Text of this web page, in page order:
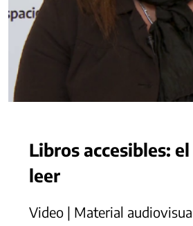
Libros accesibles:
leer
Video | Material